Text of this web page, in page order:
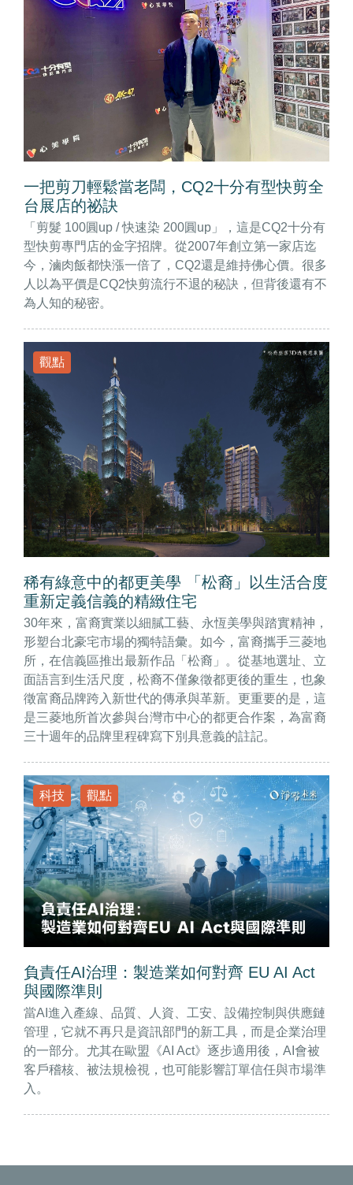
一把剪刀輕鬆當老闆，CQ2十分有型快剪全
台展店的祕訣
「剪髮 100圓up / 快速染 200圓up」，這是CQ2十分有
型快剪專門店的金字招牌。從2007年創立第一家店迄
今，滷肉飯都快漲一倍了，CQ2還是維持佛心價。很多
人以為平價是CQ2快剪流行不退的秘訣，但背後還有不
為人知的秘密。
觀點
稀有綠意中的都更美學 「松裔」以生活合度
重新定義信義的精緻住宅
30年來，富裔實業以細膩工藝、永恆美學與踏實精神，
形塑台北豪宅市場的獨特語彙。如今，富裔攜手三菱地
所，在信義區推出最新作品「松裔」。從基地選址、立
面語言到生活尺度，松裔不僅象徵都更後的重生，也象
徵富裔品牌跨入新世代的傳承與革新。更重要的是，這
是三菱地所首次參與台灣市中心的都更合作案，為富裔
三十週年的品牌里程碑寫下別具意義的註記。
科技 觀點
負責任AI治理：製造業如何對齊 EU AI Act
與國際準則
當AI進入產線、品質、人資、工安、設備控制與供應鏈
管理，它就不再只是資訊部門的新工具，而是企業治理
的一部分。尤其在歐盟《AI Act》逐步適用後，AI會被
客戶稽核、被法規檢視，也可能影響訂單信任與市場準
入。